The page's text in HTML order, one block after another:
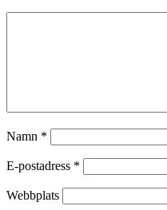
Namn *
E-postadress *
Webbplats